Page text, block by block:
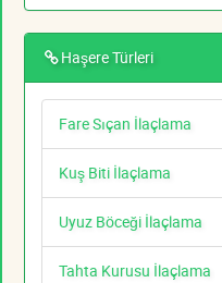
Haşere Türleri
Fare Sıçan İlaçlama
Kuş Biti İlaçlama
Uyuz Böceği İlaçlama
Tahta Kurusu İlaçlama